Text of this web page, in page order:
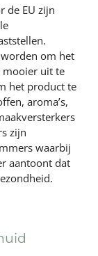
de EU zijn
om het
mooier uit te
het product te
aroma’s,
zijn
waarbij
aantoont dat